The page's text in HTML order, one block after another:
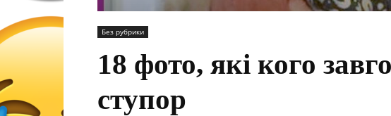
Без рубрики
18 фото, які кого
ступор